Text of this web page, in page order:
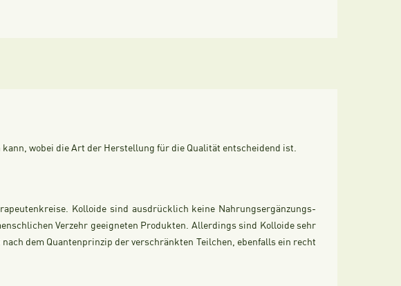
wobei die Art der Herstellung für die Qualität entscheidend ist.
Kolloide sind ausdrücklich keine Nahrungsergänzungs-
Verzehr geeigneten Produkten. Allerdings sind Kolloide sehr
dem Quantenprinzip der verschränkten Teilchen, ebenfalls ein recht